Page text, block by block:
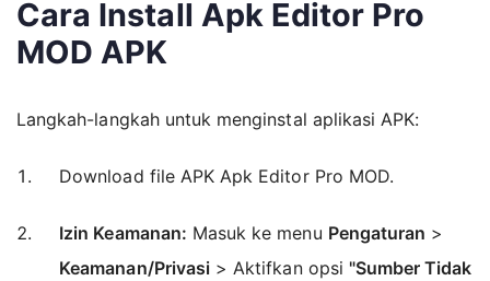
Cara Install Apk Editor Pro
MOD APK
Langkah-langkah untuk menginstal aplikasi APK:
Download file APK Apk Editor Pro MOD.
Izin Keamanan: Masuk ke menu Pengaturan >
Keamanan/Privasi > Aktifkan opsi "Sumber Tidak